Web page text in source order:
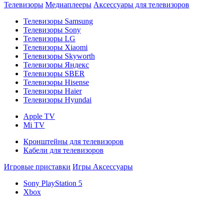
Телевизоры Медиаплееры Аксессуары для телевизоров
Телевизоры Samsung
Телевизоры Sony
Телевизоры LG
Телевизоры Xiaomi
Телевизоры Skyworth
Телевизоры Яндекс
Телевизоры SBER
Телевизоры Hisense
Телевизоры Haier
Телевизоры Hyundai
Apple TV
Mi TV
Кронштейны для телевизоров
Кабели для телевизоров
Игровые приставки Игры Аксессуары
Sony PlayStation 5
Xbox